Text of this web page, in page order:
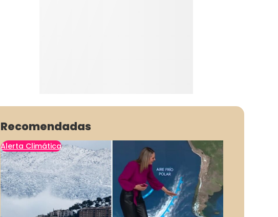
Recomendadas
Alerta Climática